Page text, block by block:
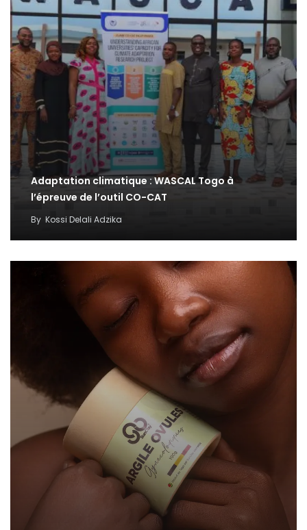
Adaptation climatique : WASCAL Togo à
l’épreuve de l’outil CO-CAT
By Kossi Delali Adzika